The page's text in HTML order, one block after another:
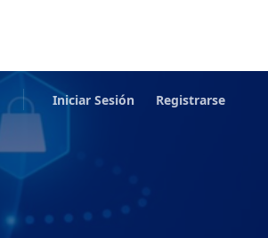
Iniciar Sesión Registrarse